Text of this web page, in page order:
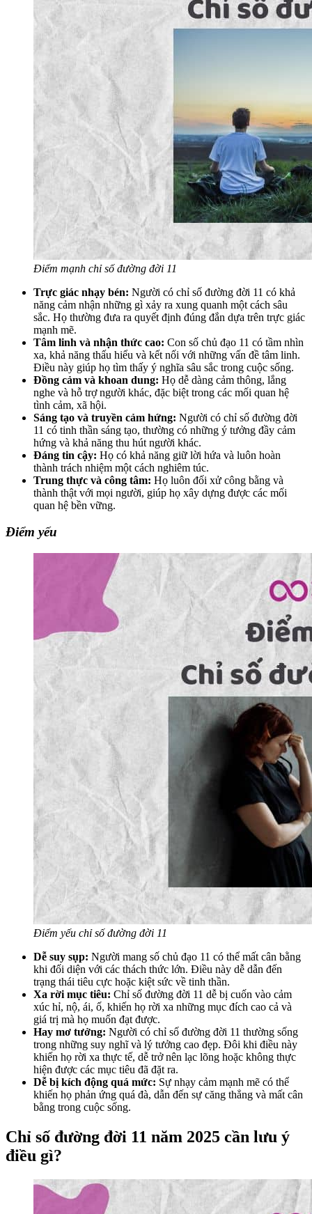
Điểm mạnh chỉ số đường đời 11
Trực giác nhạy bén: Người có chỉ số đường đời 11 có khả
năng cảm nhận những gì xảy ra xung quanh một cách sâu
sắc. Họ thường đưa ra quyết định đúng đắn dựa trên trực giác
mạnh mẽ.
Tâm linh và nhận thức cao: Con số chủ đạo 11 có tầm nhìn
xa, khả năng thấu hiểu và kết nối với những vấn đề tâm linh.
Điều này giúp họ tìm thấy ý nghĩa sâu sắc trong cuộc sống.
Đồng cảm và khoan dung: Họ dễ dàng cảm thông, lắng
nghe và hỗ trợ người khác, đặc biệt trong các mối quan hệ
tình cảm, xã hội.
Sáng tạo và truyền cảm hứng: Người có chỉ số đường đời
11 có tinh thần sáng tạo, thường có những ý tưởng đầy cảm
hứng và khả năng thu hút người khác.
Đáng tin cậy: Họ có khả năng giữ lời hứa và luôn hoàn
thành trách nhiệm một cách nghiêm túc.
Trung thực và công tâm: Họ luôn đối xử công bằng và
thành thật với mọi người, giúp họ xây dựng được các mối
quan hệ bền vững.
Điểm yếu
Điểm yếu chỉ số đường đời 11
Dễ suy sụp: Người mang số chủ đạo 11 có thể mất cân bằng
khi đối diện với các thách thức lớn. Điều này dễ dẫn đến
trạng thái tiêu cực hoặc kiệt sức về tinh thần.
Xa rời mục tiêu: Chỉ số đường đời 11 dễ bị cuốn vào cảm
xúc hỉ, nộ, ái, ố, khiến họ rời xa những mục đích cao cả và
giá trị mà họ muốn đạt được.
Hay mơ tưởng: Người có chỉ số đường đời 11 thường sống
trong những suy nghĩ và lý tưởng cao đẹp. Đôi khi điều này
khiến họ rời xa thực tế, dễ trở nên lạc lõng hoặc không thực
hiện được các mục tiêu đã đặt ra.
Dễ bị kích động quá mức: Sự nhạy cảm mạnh mẽ có thể
khiến họ phản ứng quá đà, dẫn đến sự căng thẳng và mất cân
bằng trong cuộc sống.
Chỉ số đường đời 11 năm 2025 cần lưu ý
điều gì?